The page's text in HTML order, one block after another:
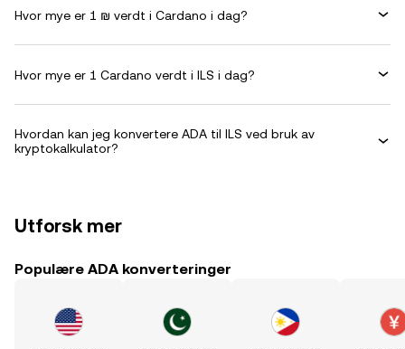
Hvor mye er 1 ₪ verdt i Cardano i dag?
Hvor mye er 1 Cardano verdt i ILS i dag?
Hvordan kan jeg konvertere ADA til ILS ved bruk av
kryptokalkulator?
Utforsk mer
Populære ADA konverteringer